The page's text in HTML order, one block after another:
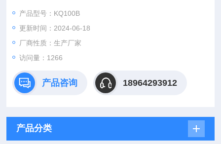
产品型号：KQ100B
更新时间：2024-06-18
厂商性质：生产厂家
访问量：1266
产品咨询 18964293912
产品分类